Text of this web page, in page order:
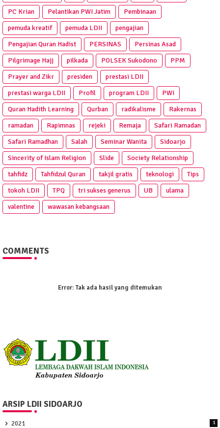
PC Krian
Pelantikan PWI Jatim
Pembinaan
pemuda kreatif
pemuda LDII
pengajian
Pengajian Quran Hadist
PERSINAS
Persinas Asad
Pilgrimage Hajj
pilkada POLSEK Sukodono
PPM
Prayer and Zikr
presiden
prestasi LDII
prestasi warga LDII
Profil program LDII
PWI
Quran Hadith Learning
Qurban radikalisme
Rakernas
ramadan
Rapimnas rejeki Remaja
Safari Ramadan
Safari Ramadhan
Salah Seminar Wanita
Sidoarjo
Sincerity of Islam Religion
Slide
Society Relationship
tahfidz
Tahfidzul Quran takjil gratis teknologi
Tips
tokoh LDII
TPQ tri sukses generus UB
ulama
valentine
wawasan kebangsaan
COMMENTS
Error:Tak ada hasil yang ditemukan
ARSIP LDII SIDOARJO
2021 1